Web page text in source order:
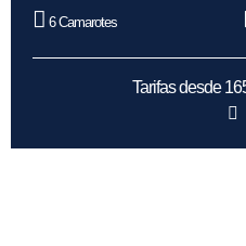
6 Camarotes
Tarifas desde